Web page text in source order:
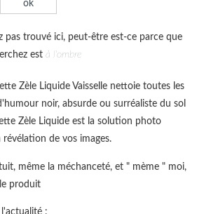
pas trouvé ici, peut-être est-ce parce que
est à l'ombre
Zèle Liquide Vaisselle nettoie toutes les
noir, absurde ou surréaliste du sol
Zèle Liquide est la solution photo
révélation de vos images.
même la méchanceté, et " mème " moi,
produit
: